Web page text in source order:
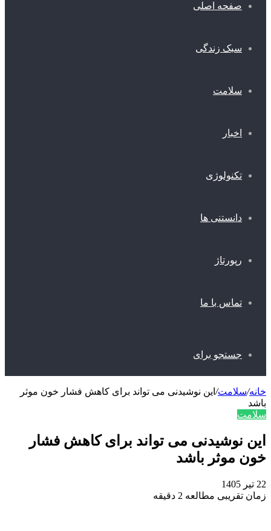
صفحه اصلی
سبک زندگی
سلامت
اخبار
تکنولوژی
دانستنی ها
رپورتاژ
تماس با ما
جستجو برای
خانه/سلامت/ این نوشیدنی می تواند برای کاهش فشار خون موثر
باشد
سلامت
این نوشیدنی می تواند برای کاهش فشار
خون موثر باشد
22 تیر 1405
زمان تقریبی مطالعه 2 دقیقه